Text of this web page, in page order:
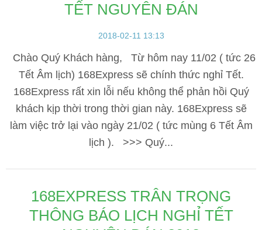
TẾT NGUYÊN ĐÁN
2018-02-11 13:13
Chào Quý Khách hàng, Từ hôm nay 11/02 ( tức 26
Tết Âm lịch) 168Express sẽ chính thức nghỉ Tết.
168Express rất xin lỗi nếu không thể phản hồi Quý
khách kịp thời trong thời gian này. 168Express sẽ
làm việc trở lại vào ngày 21/02 ( tức mùng 6 Tết Âm
lịch ). >>> Quý...
168EXPRESS TRÂN TRỌNG
THÔNG BÁO LỊCH NGHỈ TẾT